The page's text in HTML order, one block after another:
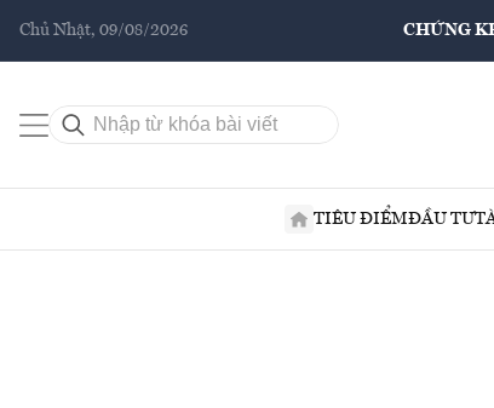
Chủ Nhật, 09/08/2026 CHỨNG
TIÊU ĐIỂMĐẦU TƯ